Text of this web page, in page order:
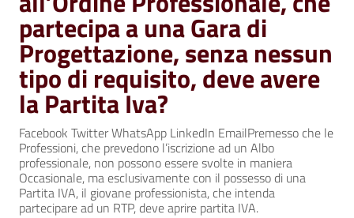
partecipa a una Gara di
Progettazione, senza nessun
tipo di requisito, deve avere
la Partita Iva?
Facebook Twitter WhatsApp LinkedIn EmailPremesso che le
Professioni, che prevedono l’iscrizione ad un Albo
professionale, non possono essere svolte in maniera
Occasionale, ma esclusivamente con il possesso di una
Partita IVA, il giovane professionista, che intenda
partecipare ad un RTP, deve aprire partita IVA.